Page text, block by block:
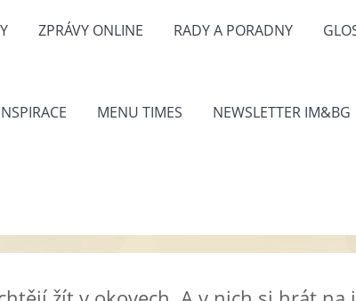
ZPRÁVY ONLINE RADY A PORADNY
MENU TIMES NEWSLETTER IM&BG